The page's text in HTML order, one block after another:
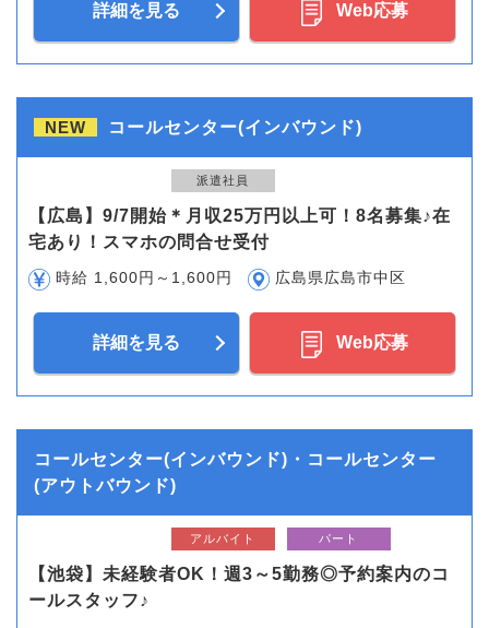
詳細を見る Web応募
NEW コールセンター(インバウンド)
派遣社員
【広島】9/7開始＊月収25万円以上可！8名募集♪在
宅あり！スマホの問合せ受付
時給 1,600円～1,600円 広島県広島市中区
詳細を見る Web応募
コールセンター(インバウンド)・コールセンター
(アウトバウンド)
アルバイト パート
【池袋】未経験者OK！週3～5勤務◎予約案内のコ
ールスタッフ♪